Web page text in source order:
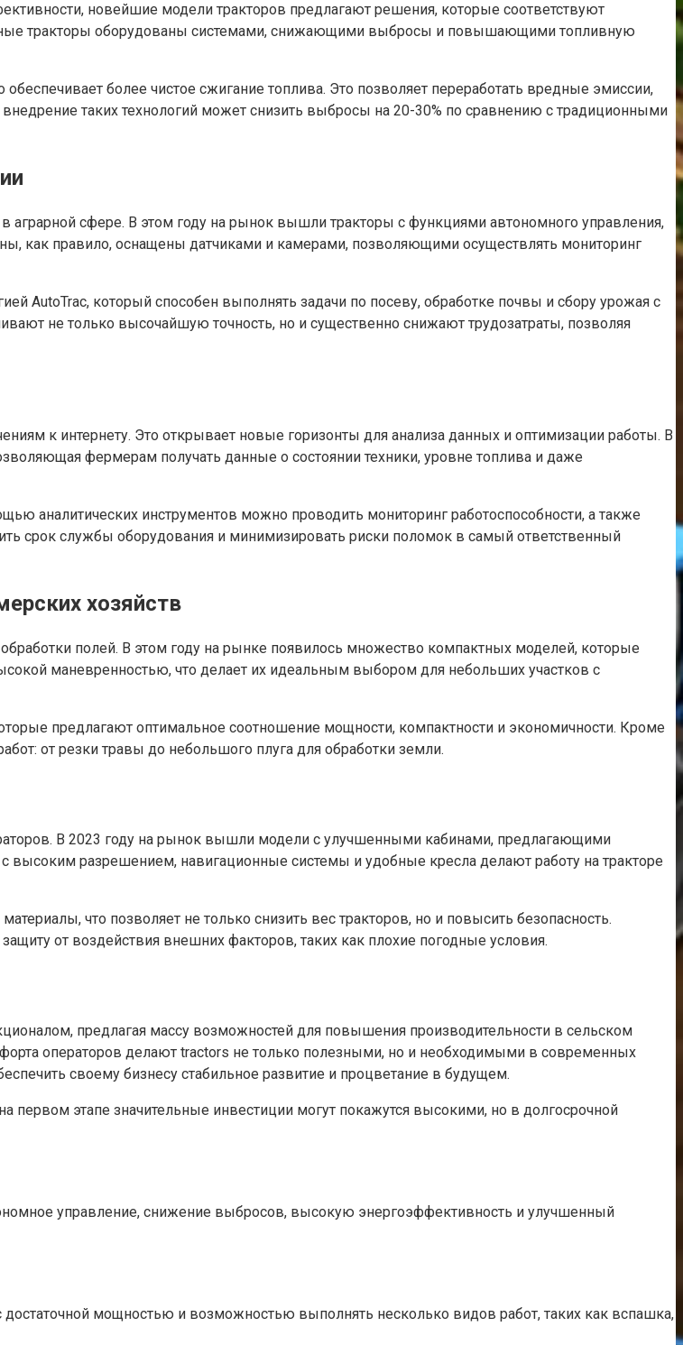
новейшие модели тракторов предлагают решения, которые соответствуют
тракторы оборудованы системами, снижающими выбросы и повышающими топливную
более чистое сжигание топлива. Это позволяет переработать вредные эмиссии,
таких технологий может снизить выбросы на 20-30% по сравнению с традиционными
сфере. В этом году на рынок вышли тракторы с функциями автономного управления,
как правило, оснащены датчиками и камерами, позволяющими осуществлять мониторинг
AutoTrac, который способен выполнять задачи по посеву, обработке почвы и сбору урожая с
не только высочайшую точность, но и существенно снижают трудозатраты, позволяя
к интернету. Это открывает новые горизонты для анализа данных и оптимизации работы. В
фермерам получать данные о состоянии техники, уровне топлива и даже
аналитических инструментов можно проводить мониторинг работоспособности, а также
срок службы оборудования и минимизировать риски поломок в самый ответственный
хозяйств
полей. В этом году на рынке появилось множество компактных моделей, которые
маневренностью, что делает их идеальным выбором для небольших участков с
предлагают оптимальное соотношение мощности, компактности и экономичности. Кроме
от резки травы до небольшого плуга для обработки земли.
В 2023 году на рынок вышли модели с улучшенными кабинами, предлагающими
разрешением, навигационные системы и удобные кресла делают работу на тракторе
что позволяет не только снизить вес тракторов, но и повысить безопасность.
от воздействия внешних факторов, таких как плохие погодные условия.
предлагая массу возможностей для повышения производительности в сельском
операторов делают tractors не только полезными, но и необходимыми в современных
своему бизнесу стабильное развитие и процветание в будущем.
первом этапе значительные инвестиции могут покажутся высокими, но в долгосрочной
управление, снижение выбросов, высокую энергоэффективность и улучшенный
мощностью и возможностью выполнять несколько видов работ, таких как вспашка,